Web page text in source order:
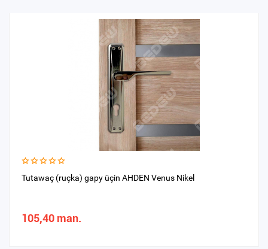
Tutawaç (ruçka) gapy üçin AHDEN Venus Nikel
105,40 man.